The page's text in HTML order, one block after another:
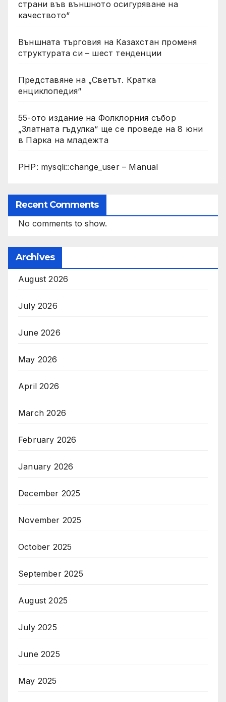
страни във външното осигуряване на
качеството“
Външната търговия на Казахстан променя
структурата си – шест тенденции
Представяне на „Светът. Кратка
енциклопедия“
55-ото издание на Фолклорния събор
„Златната гъдулка“ ще се проведе на 8 юни
в Парка на младежта
PHP: mysqli::change_user – Manual
Recent Comments
No comments to show.
Archives
August 2026
July 2026
June 2026
May 2026
April 2026
March 2026
February 2026
January 2026
December 2025
November 2025
October 2025
September 2025
August 2025
July 2025
June 2025
May 2025